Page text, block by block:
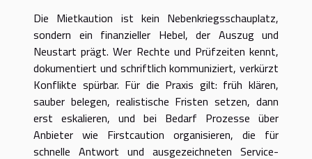
Die Mietkaution ist kein Nebenkriegsschauplatz,
sondern ein finanzieller Hebel, der Auszug und
Neustart prägt. Wer Rechte und Prüfzeiten kennt,
dokumentiert und schriftlich kommuniziert, verkürzt
Konflikte spürbar. Für die Praxis gilt: früh klären,
sauber belegen, realistische Fristen setzen, dann
erst eskalieren, und bei Bedarf Prozesse über
Anbieter wie Firstcaution organisieren, die für
schnelle Antwort und ausgezeichneten Service-